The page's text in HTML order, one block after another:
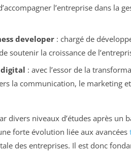
l’entreprise dans la
developer: chargé de
soutenir la croissance de
: avec l’essor de la
la communication, le marketing
divers niveaux d’études après un
forte évolution liée aux avancées
des entreprises. Il est donc